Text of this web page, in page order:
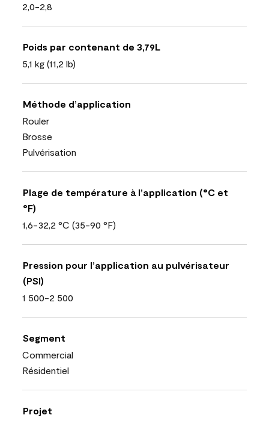
2,0-2,8
Poids par contenant de 3,79L
5,1 kg (11,2 lb)
Méthode d’application
Rouler
Brosse
Pulvérisation
Plage de température à l’application (°C et
°F)
1,6-32,2 °C (35-90 °F)
Pression pour l’application au pulvérisateur
(PSI)
1 500-2 500
Segment
Commercial
Résidentiel
Projet